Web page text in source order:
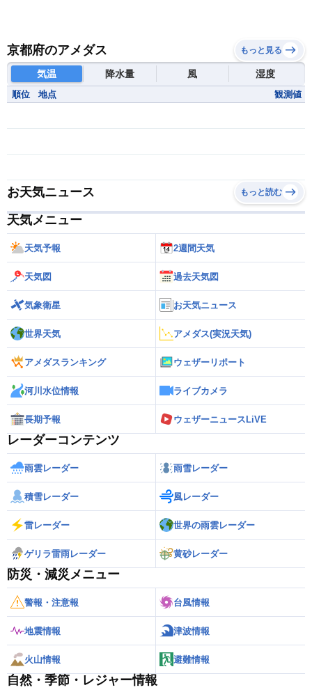
京都府のアメダス もっと見る
気温 降水量 風 湿度
順位 地点 観測値
お天気ニュース もっと読む
天気メニュー
天気予報 2週間天気
天気図 過去天気図
気象衛星 お天気ニュース
世界天気 アメダス(実況天気)
アメダスランキング ウェザーリポート
河川水位情報 ライブカメラ
長期予報 ウェザーニュースLiVE
レーダーコンテンツ
雨雲レーダー 雨雪レーダー
積雪レーダー 風レーダー
雷レーダー 世界の雨雲レーダー
ゲリラ雷雨レーダー 黄砂レーダー
防災・減災メニュー
警報・注意報 台風情報
地震情報 津波情報
火山情報 避難情報
自然・季節・レジャー情報